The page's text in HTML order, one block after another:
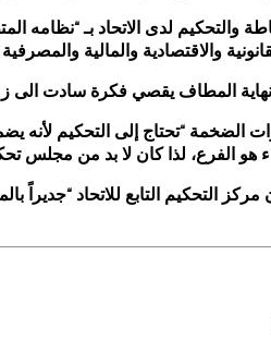
والتحكيم لدى الاتحاد بـ
والاقتصادية والمالية
المطاف يقصي فكرة سادت الى
الضخمة “تحتاج إلى التحكيم لأنه
هو الفرع، لذا كان لا بد من
التحكيم التابع للاتحاد